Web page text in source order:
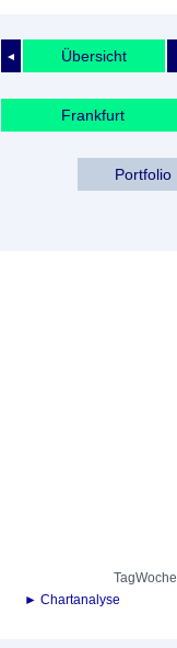
◄ Übersicht
Frankfurt
Portfolio
TagWoche
► Chartanalyse